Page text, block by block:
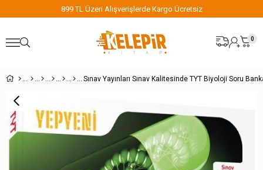
899 TL Üzeri Alışverişlerde Kargo Ücretsiz
0
Sınav Yayınları Sınav Kalitesinde TYT Biyoloji Soru